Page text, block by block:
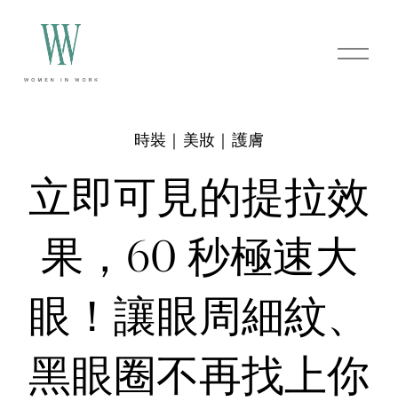
O
p
立即可見的提拉效
果，60 秒極速大
眼！讓眼周細紋、
黑眼圈不再找上你
時裝｜美妝｜護膚